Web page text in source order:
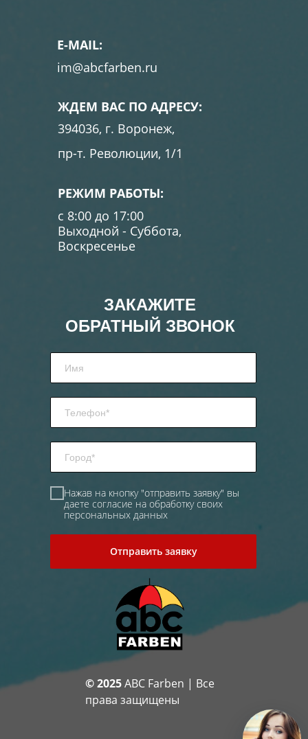
Нажав на кнопку "отправить заявку" вы
даете согласие на обработку своих
персональных данных
Отправить заявку
ЗАКАЖИТЕ
ОБРАТНЫЙ ЗВОНОК
ЖДЕМ ВАС ПО АДРЕСУ:
394036, г. Воронеж,
пр-т. Революции, 1/1
РЕЖИМ РАБОТЫ:
с 8:00 до 17:00
Выходной - Суббота,
Воскресенье
© 2025ABC Farben | Все
права защищены
E-MAIL:
im@abcfarben.ru